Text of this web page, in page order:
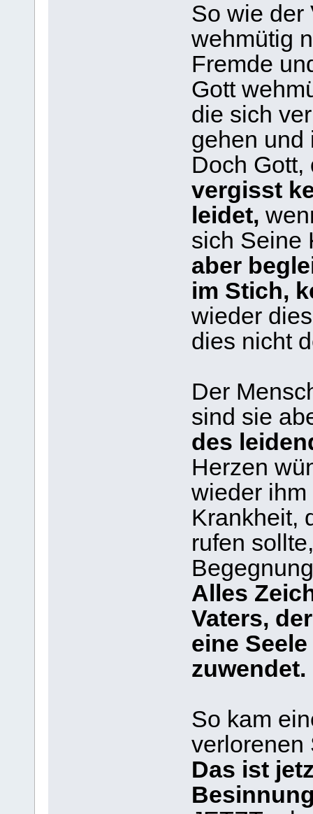
So wie der
wehmütig
Fremde
Gott
die sich
gehen und
Doch Gott,
vergisst
leidet,
sich Seine
aber
im Stich,
wieder
dies nicht
Der
sind sie
des
Herzen
wieder
Krankheit,
rufen
Alles
Vaters,
eine
zuwendet.
So kam
verlorenen
Das ist